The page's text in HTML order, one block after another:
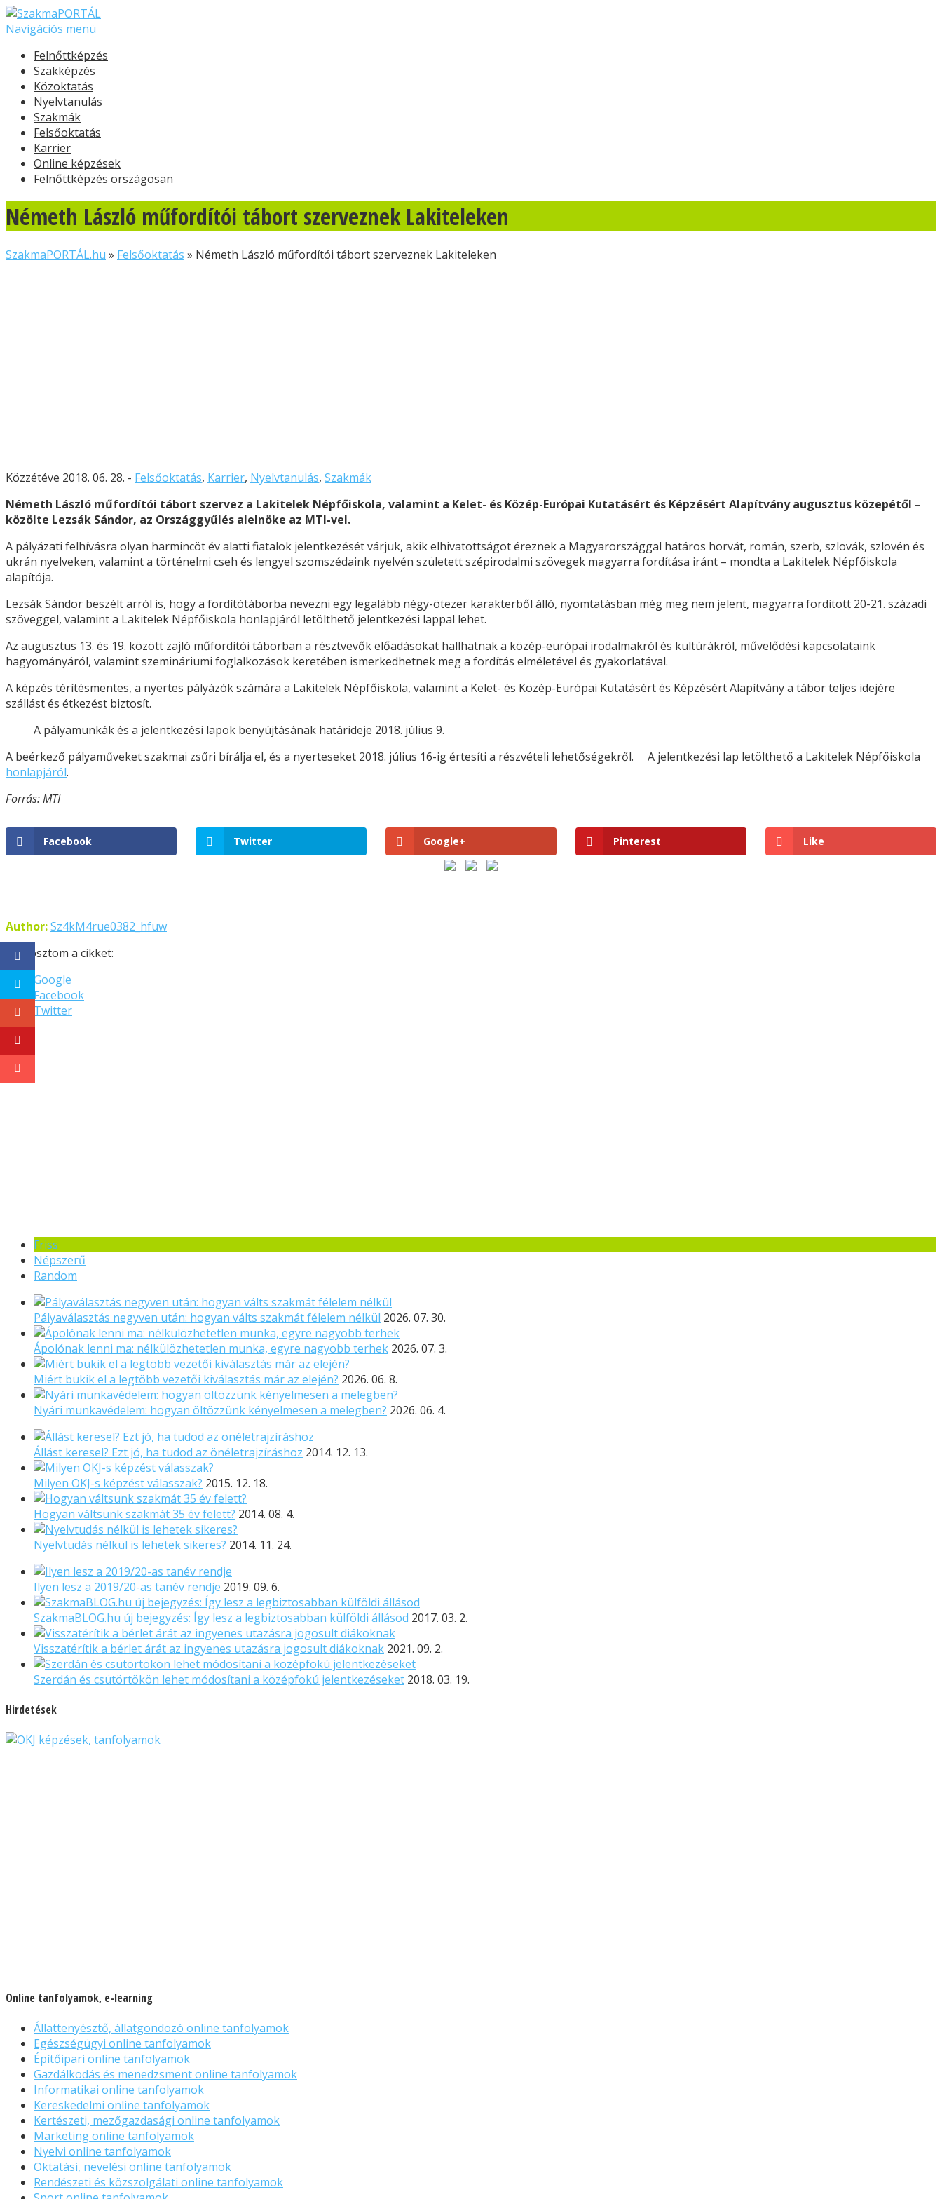
Navigációs menü
Felnőttképzés
Szakképzés
Közoktatás
Nyelvtanulás
Szakmák
Felsőoktatás
Karrier
Online képzések
Felnőttképzés országosan
Németh László műfordítói tábort szerveznek Lakiteleken
SzakmaPORTÁL.hu » Felsőoktatás » Németh László műfordítói tábort szerveznek Lakiteleken
Közzétéve 2018. 06. 28. - Felsőoktatás, Karrier, Nyelvtanulás, Szakmák
Németh László műfordítói tábort szervez a Lakitelek Népfőiskola, valamint a Kelet- és Közép-Európai Kutatásért és Képzésért Alapítvány augusztus közepétől –
közölte Lezsák Sándor, az Országgyűlés alelnöke az MTI-vel.
A pályázati felhívásra olyan harmincöt év alatti fiatalok jelentkezését várjuk, akik elhivatottságot éreznek a Magyarországgal határos horvát, román, szerb, szlovák, szlovén és
ukrán nyelveken, valamint a történelmi cseh és lengyel szomszédaink nyelvén született szépirodalmi szövegek magyarra fordítása iránt – mondta a Lakitelek Népfőiskola
alapítója.
Lezsák Sándor beszélt arról is, hogy a fordítótáborba nevezni egy legalább négy-ötezer karakterből álló, nyomtatásban még meg nem jelent, magyarra fordított 20-21. századi
szöveggel, valamint a Lakitelek Népfőiskola honlapjáról letölthető jelentkezési lappal lehet.
Az augusztus 13. és 19. között zajló műfordítói táborban a résztvevők előadásokat hallhatnak a közép-európai irodalmakról és kultúrákról, művelődési kapcsolataink
hagyományáról, valamint szemináriumi foglalkozások keretében ismerkedhetnek meg a fordítás elméletével és gyakorlatával.
A képzés térítésmentes, a nyertes pályázók számára a Lakitelek Népfőiskola, valamint a Kelet- és Közép-Európai Kutatásért és Képzésért Alapítvány a tábor teljes idejére
szállást és étkezést biztosít.
A pályamunkák és a jelentkezési lapok benyújtásának határideje 2018. július 9.
A beérkező pályaműveket szakmai zsűri bírálja el, és a nyerteseket 2018. július 16-ig értesíti a részvételi lehetőségekről. A jelentkezési lap letölthető a Lakitelek Népfőiskola
honlapjáról.
Forrás: MTI
Facebook Twitter Google+ Pinterest Like
Author:Sz4kM4rue0382_hfuw
Megosztom a cikket:
Google
Facebook
Twitter
Friss
Népszerű
Random
Pályaválasztás negyven után: hogyan válts szakmát félelem nélkül 2026. 07. 30.
Ápolónak lenni ma: nélkülözhetetlen munka, egyre nagyobb terhek 2026. 07. 3.
Miért bukik el a legtöbb vezetői kiválasztás már az elején? 2026. 06. 8.
Nyári munkavédelem: hogyan öltözzünk kényelmesen a melegben? 2026. 06. 4.
Állást keresel? Ezt jó, ha tudod az önéletrajzíráshoz 2014. 12. 13.
Milyen OKJ-s képzést válasszak? 2015. 12. 18.
Hogyan váltsunk szakmát 35 év felett? 2014. 08. 4.
Nyelvtudás nélkül is lehetek sikeres? 2014. 11. 24.
Ilyen lesz a 2019/20-as tanév rendje 2019. 09. 6.
SzakmaBLOG.hu új bejegyzés: Így lesz a legbiztosabban külföldi állásod 2017. 03. 2.
Visszatérítik a bérlet árát az ingyenes utazásra jogosult diákoknak 2021. 09. 2.
Szerdán és csütörtökön lehet módosítani a középfokú jelentkezéseket 2018. 03. 19.
Hirdetések
Online tanfolyamok, e-learning
Állattenyésztő, állatgondozó online tanfolyamok
Egészségügyi online tanfolyamok
Építőipari online tanfolyamok
Gazdálkodás és menedzsment online tanfolyamok
Informatikai online tanfolyamok
Kereskedelmi online tanfolyamok
Kertészeti, mezőgazdasági online tanfolyamok
Marketing online tanfolyamok
Nyelvi online tanfolyamok
Oktatási, nevelési online tanfolyamok
Rendészeti és közszolgálati online tanfolyamok